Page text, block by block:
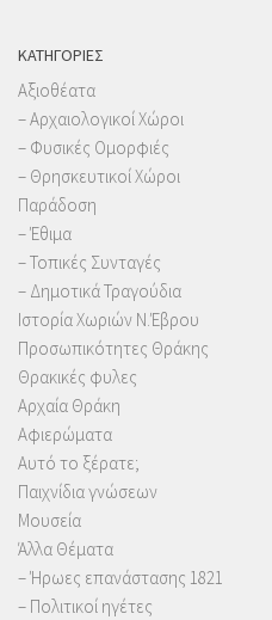
KΑΤΗΓΟΡΊΕΣ
Αξιοθέατα
– Αρχαιολογικοί Χώροι
– Φυσικές Ομορφιές
– Θρησκευτικοί Χώροι
Παράδοση
– Έθιμα
– Τοπικές Συνταγές
– Δημοτικά Τραγούδια
Ιστορία Χωριών Ν.Έβρου
Προσωπικότητες Θράκης
Θρακικές φυλες
Αρχαία Θράκη
Αφιερώματα
Αυτό το ξέρατε;
Παιχνίδια γνώσεων
Μουσεία
Άλλα Θέματα
– Ήρωες επανάστασης 1821
– Πολιτικοί ηγέτες